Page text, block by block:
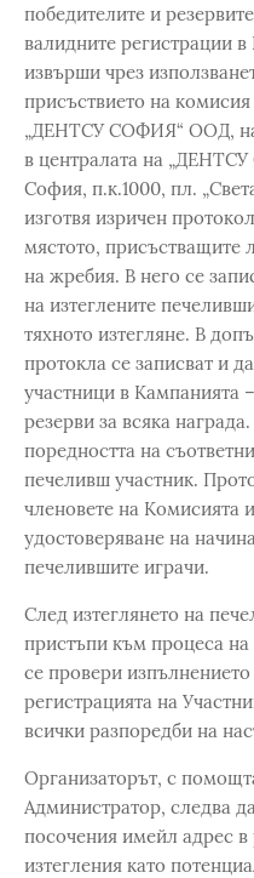
победителите и
валидните регистрации
извърши чрез
присъствието на
„ДЕНТСУ СОФИЯ“ ООД,
в централата на
София, п.к.1000, пл.
изготвя изричен
мястото, присъстващите
на жребия. В него се
на изтеглените
тяхното изтегляне. В
протокла се записват и
участници в Кампанията
резерви за всяка
поредността на
печеливш участник.
членовете на Комисията
удостоверяване на
печелившите играчи.
След изтеглянето на
пристъпи към процеса
се провери
регистрацията на
всички разпоредби на
Организаторът, с
Администратор, следва
посочения имейл адрес
изтегления като